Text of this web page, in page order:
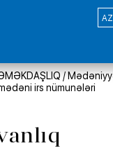
AZ
EN
/
irs nümunələri